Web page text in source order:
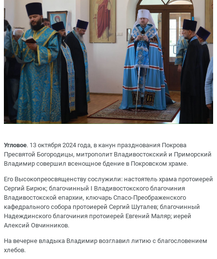
Угловое. 13 октября 2024 года, в канун празднования Покрова
Пресвятой Богородицы, митрополит Владивостокский и Приморский
Владимир совершил всенощное бдение в Покровском храме.
Его Высокопреосвященству сослужили: настоятель храма протоиерей
Сергий Бирюк; благочинный I Владивостокского благочиния
Владивостокской епархии, ключарь Спасо-Преображенского
кафедрального собора протоиерей Сергий Шуталев; благочинный
Надеждинского благочиния протоиерей Евгений Маляр; иерей
Алексий Овчинников.
На вечерне владыка Владимир возглавил литию с благословением
хлебов.